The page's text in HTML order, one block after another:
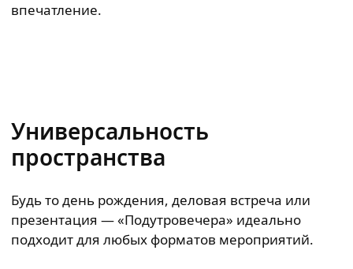
впечатление.
Универсальность
пространства
Будь то день рождения, деловая встреча или
презентация — «Подутровечера» идеально
подходит для любых форматов мероприятий.